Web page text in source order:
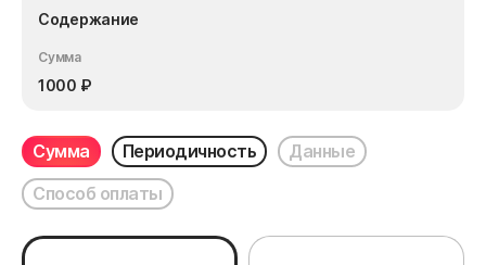
Содержание
Сумма
1000 ₽
Сумма Периодичность
Данные
Способ оплаты